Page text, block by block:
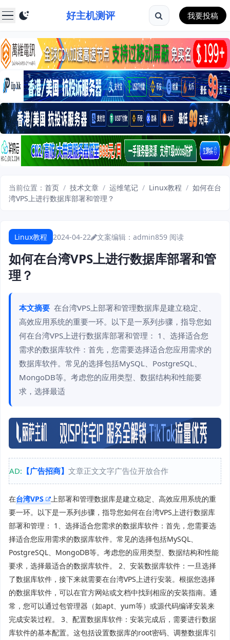
好主机测评 我要投稿
当前位置： 首页 / 技术文章 / 运维笔记 / Linux教程 / 如何在台
湾VPS上进行数据库部署和管理？
Linux教程 2024-04-22 文案编辑：admin859 阅读
如何在台湾VPS上进行数据库部署和管
理？
本文摘要 在台湾VPS上部署和管理数据库是建立稳定、
高效应用系统的重要一环。以下是一系列步骤，指导您如
何在台湾VPS上进行数据库部署和管理： 1、选择适合您
需求的数据库软件：首先，您需要选择适合您应用需求的
数据库软件。常见的选择包括MySQL、PostgreSQL、
MongoDB等。考虑您的应用类型、数据结构和性能要
求，选择最适
AD: 【广告招商】 文章正文文字广告位开放合作
在台湾VPS
上部署和管理数据库是建立稳定、高效应用系统的重
要一环。以下是一系列步骤，指导您如何在台湾VPS上进行数据库
部署和管理： 1、选择适合您需求的数据库软件：首先，您需要选
择适合您应用需求的数据库软件。常见的选择包括MySQL、
PostgreSQL、MongoDB等。考虑您的应用类型、数据结构和性能
要求，选择最适合的数据库软件。 2、安装数据库软件：一旦选择
了数据库软件，接下来就需要在台湾VPS上进行安装。根据您选择
的数据库软件，可以在官方网站或文档中找到相应的安装指南。通
常，您可以通过包管理器（如apt、yum等）或源代码编译安装来
完成安装过程。 3、配置数据库软件：安装完成后，需要进行数据
库软件的基本配置。这包括设置数据库的root密码、调整数据库引